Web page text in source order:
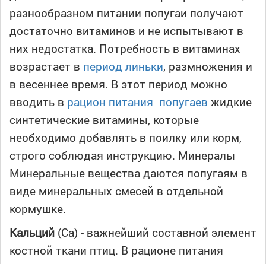
разнообразном питании попугаи получают
достаточно витаминов и не испытывают в
них недостатка. Потребность в витаминах
возрастает в период линьки, размножения и
в весеннее время. В этот период можно
вводить в рацион питания попугаев жидкие
синтетические витамины, которые
необходимо добавлять в поилку или корм,
строго соблюдая инструкцию. Минералы
Минеральные вещества даются попугаям в
виде минеральных смесей в отдельной
кормушке.
Кальций (Са) - важнейший составной элемент
костной ткани птиц. В рационе питания